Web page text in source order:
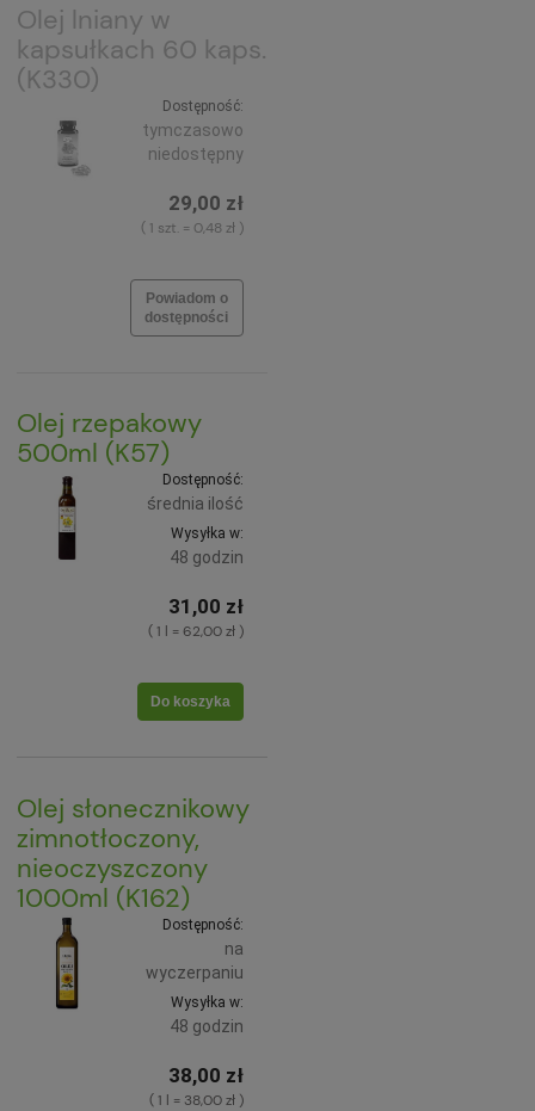
Olej lniany w
kapsułkach 60 kaps.
(K330)
Dostępność:
tymczasowo
niedostępny
29,00 zł
( 1 szt. = 0,48 zł )
Powiadom o
dostępności
Olej rzepakowy
500ml (K57)
Dostępność:
średnia ilość
Wysyłka w:
48 godzin
31,00 zł
( 1 l = 62,00 zł )
Do koszyka
Olej słonecznikowy
zimnotłoczony,
nieoczyszczony
1000ml (K162)
Dostępność:
na
wyczerpaniu
Wysyłka w:
48 godzin
38,00 zł
( 1 l = 38,00 zł )